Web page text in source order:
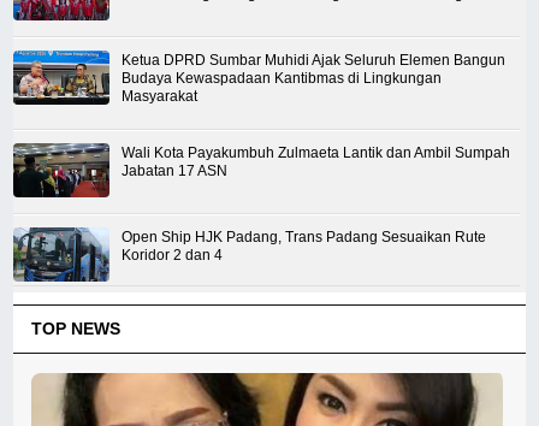
Ketua DPRD Sumbar Muhidi Ajak Seluruh Elemen Bangun
Budaya Kewaspadaan Kantibmas di Lingkungan
Masyarakat
Wali Kota Payakumbuh Zulmaeta Lantik dan Ambil Sumpah
Jabatan 17 ASN
Open Ship HJK Padang, Trans Padang Sesuaikan Rute
Koridor 2 dan 4
TOP NEWS